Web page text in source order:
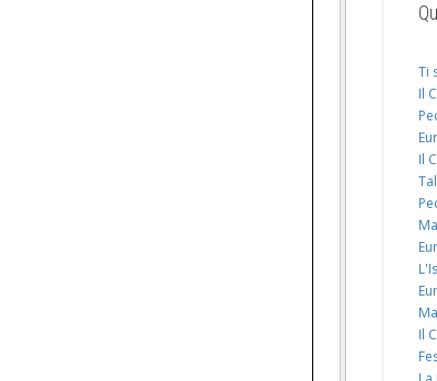
Ti
Il
Il
Il